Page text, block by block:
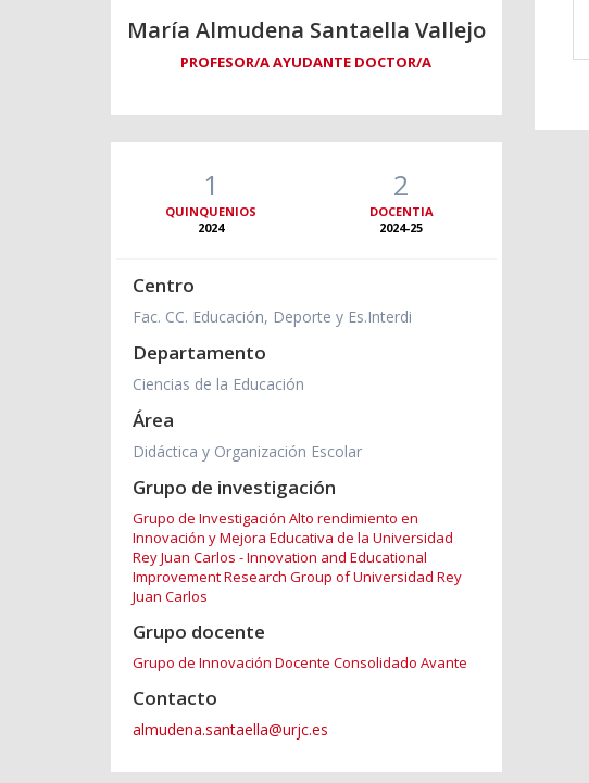
María Almudena Santaella Vallejo
PROFESOR/A AYUDANTE DOCTOR/A
1
QUINQUENIOS
2024
2
DOCENTIA
2024-25
Centro
Fac. CC. Educación, Deporte y Es.Interdi
Departamento
Ciencias de la Educación
Área
Didáctica y Organización Escolar
Grupo de investigación
Grupo de Investigación Alto rendimiento en
Innovación y Mejora Educativa de la Universidad
Rey Juan Carlos - Innovation and Educational
Improvement Research Group of Universidad Rey
Juan Carlos
Grupo docente
Grupo de Innovación Docente Consolidado Avante
Contacto
almudena.santaella@urjc.es